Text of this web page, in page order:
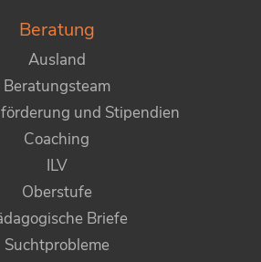
Beratung
Ausland
Beratungsteam
und Stipendien
Coaching
ILV
Oberstufe
Briefe
Suchtprobleme